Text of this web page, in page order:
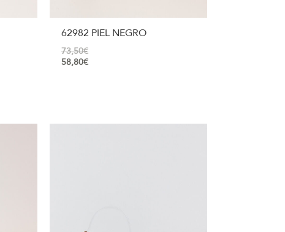
62982 PIEL NEGRO
73,50€
58,80€